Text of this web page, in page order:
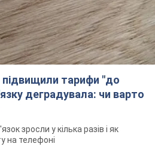
зросли у кілька разів і як
на телефоні
пакети з ракетами
заслухав доповідь
нові кроки